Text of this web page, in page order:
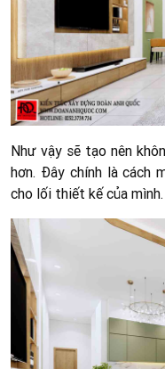
Như vậy sẽ tạo nên
hơn. Đây chính là cách
cho lối thiết kế của mình.